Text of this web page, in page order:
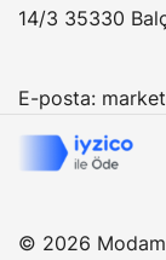
14/3 35330
E-posta:
© 2026